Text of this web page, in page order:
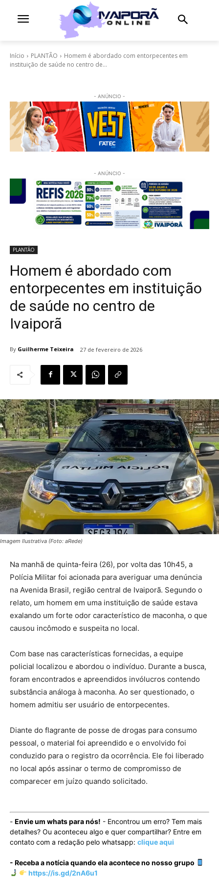
Início PLANTÃO
Homem é abordado com entorpecentes em
instituição de saúde no centro de...
- ANÚNCIO -
- ANÚNCIO -
PLANTÃO
Homem é abordado com
entorpecentes em instituição
de saúde no centro de
Ivaiporã
By Guilherme Teixeira 27 de fevereiro de 2026
Imagem Ilustrativa (Foto: aRede)
Na manhã de quinta-feira (26), por volta das 10h45, a
Polícia Militar foi acionada para averiguar uma denúncia
na Avenida Brasil, região central de Ivaiporã. Segundo o
relato, um homem em uma instituição de saúde estava
exalando um forte odor característico de maconha, o que
causou incômodo e suspeita no local.
Com base nas características fornecidas, a equipe
policial localizou e abordou o indivíduo. Durante a busca,
foram encontrados e apreendidos invólucros contendo
substância análoga à maconha. Ao ser questionado, o
homem admitiu ser usuário de entorpecentes.
Diante do flagrante de posse de drogas para consumo
pessoal, o material foi apreendido e o envolvido foi
conduzido para o registro da ocorrência. Ele foi liberado
no local após assinar o termo de compromisso de
comparecer em juízo quando solicitado.
- Envie um whats para nós! - Encontrou um erro? Tem mais
detalhes? Ou aconteceu algo e quer compartilhar? Entre em
contato com a redação pelo whatsapp: clique aqui
- Receba a notícia quando ela acontece no nosso grupo
https://is.gd/2nA6u1